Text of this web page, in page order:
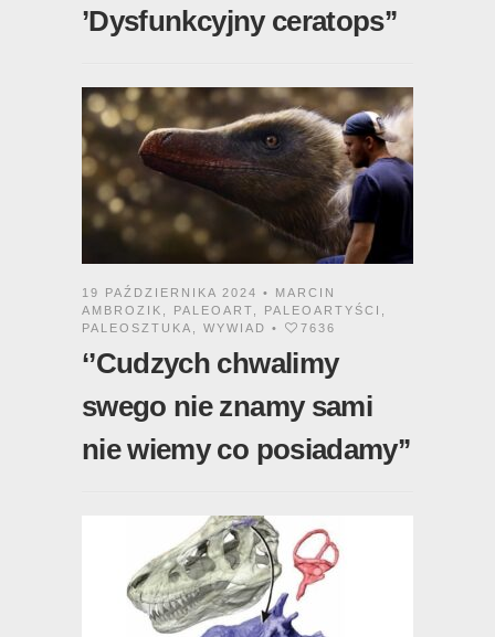
’Dysfunkcyjny ceratops’’
19 PAŹDZIERNIKA 2024 • MARCIN
AMBROZIK
PALEOART PALEOARTYŚCI
PALEOSZTUKA
WYWIAD • 7636
‘’Cudzych chwalimy
swego nie znamy sami
nie wiemy co posiadamy’’